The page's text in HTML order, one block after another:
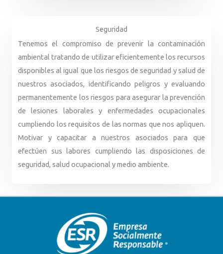
Seguridad
Tenemos el compromiso de prevenir la contaminación
ambiental tratando de utilizar eficientemente los recursos
disponibles al igual que los riesgos de seguridad y salud de
nuestros asociados, identificando peligros y evaluando
permanentemente los riesgos para asegurar la prevención
de lesiones laborales y enfermedades ocupacionales
cumpliendo los requisitos de las normas que nos apliquen.
Motivar y capacitar a nuestros asociados para que
efectúen sus labores cumpliendo las disposiciones de
seguridad, salud ocupacional y medio ambiente.